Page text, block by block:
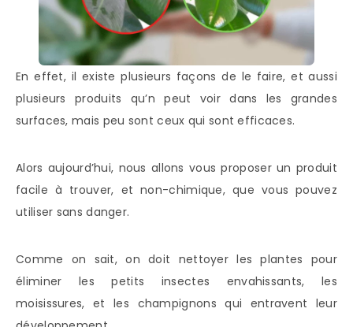
En effet, il existe plusieurs façons de le faire, et aussi
plusieurs produits qu’n peut voir dans les grandes
surfaces, mais peu sont ceux qui sont efficaces.
Alors aujourd’hui, nous allons vous proposer un produit
facile à trouver, et non-chimique, que vous pouvez
utiliser sans danger.
Comme on sait, on doit nettoyer les plantes pour
éliminer les petits insectes envahissants, les
moisissures, et les champignons qui entravent leur